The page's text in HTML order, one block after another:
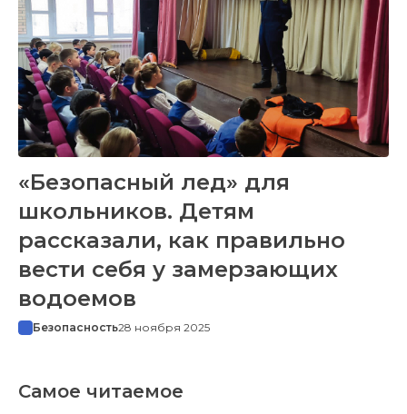
«Безопасный лед» для
школьников. Детям
рассказали, как правильно
вести себя у замерзающих
водоемов
Безопасность28 ноября 2025
Самое читаемое